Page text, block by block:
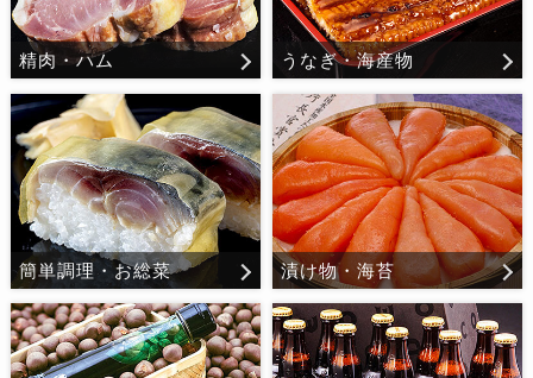
精肉・ハム うなぎ・海産物
簡単調理・お総菜 漬け物・海苔